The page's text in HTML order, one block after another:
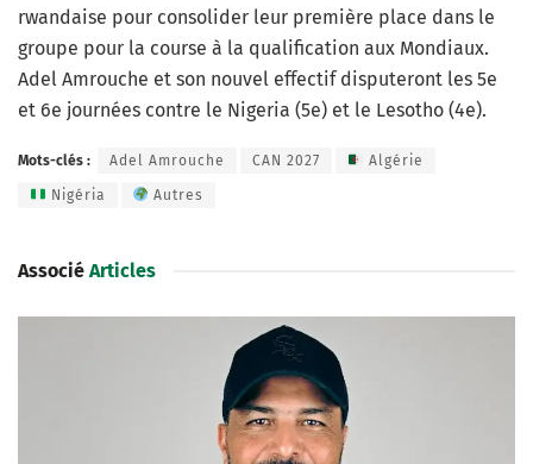
rwandaise pour consolider leur première place dans le
groupe pour la course à la qualification aux Mondiaux.
Adel Amrouche et son nouvel effectif disputeront les 5e
et 6e journées contre le Nigeria (5e) et le Lesotho (4e).
Mots-clés : Adel Amrouche CAN 2027 Algérie
Nigéria Autres
Associé Articles